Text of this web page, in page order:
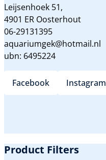
Leijsenhoek 51,
4901 ER Oosterhout
06-29131395
aquariumgek@hotmail.nl
ubn: 6495224
Facebook Instagram
Product Filters